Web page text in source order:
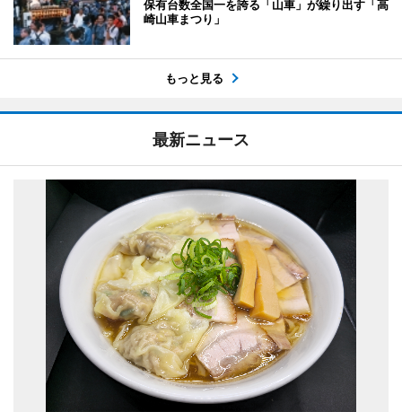
保有台数全国一を誇る「山車」が繰り出す「高
崎山車まつり」
もっと見る
最新ニュース